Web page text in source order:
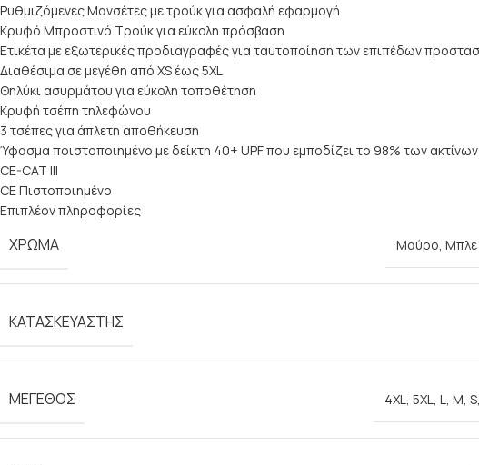
Ρυθμιζόμενες Μανσέτες με τρούκ για ασφαλή εφαρμογή
Κρυφό Μπροστινό Τρούκ για εύκολη πρόσβαση
Ετικέτα με εξωτερικές προδιαγραφές για ταυτοποίηση των επιπέδων
Διαθέσιμα σε μεγέθη από XS έως 5XL
Θηλύκι ασυρμάτου για εύκολη τοποθέτηση
Κρυφή τσέπη τηλεφώνου
3 τσέπες για άπλετη αποθήκευση
Ύφασμα ποιστοποιημένο με δείκτη 40+ UPF που εμποδίζει το 98% των
CE-CAT III
CE Πιστοποιημένο
Επιπλέον πληροφορίες
ΧΡΏΜΑ Μαύρο, Μπλε
ΚΑΤΑΣΚΕΥΑΣΤΉΣ
ΜΈΓΕΘΟΣ 4XL, 5XL, L, M, S,